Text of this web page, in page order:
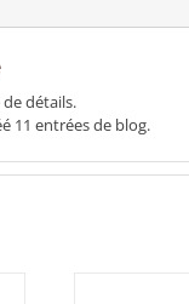
détails.
11 entrées de blog.